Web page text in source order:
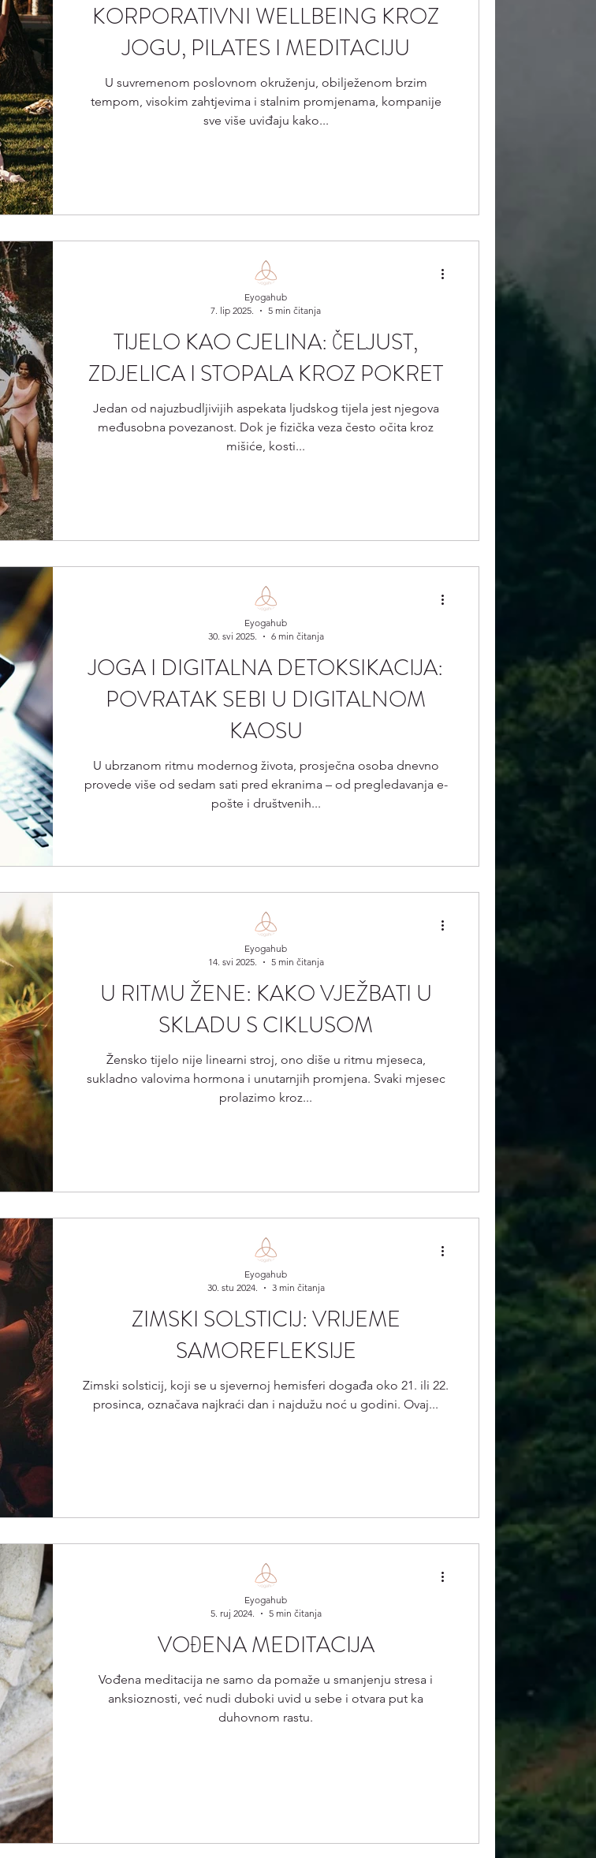
KORPORATIVNI WELLBEING KROZ
JOGU, PILATES I MEDITACIJU
U suvremenom poslovnom okruženju, obilježenom brzim
tempom, visokim zahtjevima i stalnim promjenama, kompanije
sve više uviđaju kako...
TIJELO KAO CJELINA: ČELJUST,
ZDJELICA I STOPALA KROZ POKRET
Jedan od najuzbudljivijih aspekata ljudskog tijela jest njegova
međusobna povezanost. Dok je fizička veza često očita kroz
mišiće, kosti...
Eyogahub
7. lip 2025.
5 min čitanja
JOGA I DIGITALNA DETOKSIKACIJA:
POVRATAK SEBI U DIGITALNOM
KAOSU
U ubrzanom ritmu modernog života, prosječna osoba dnevno
provede više od sedam sati pred ekranima – od pregledavanja e-
pošte i društvenih...
Eyogahub
30. svi 2025.
6 min čitanja
U RITMU ŽENE: KAKO VJEŽBATI U
SKLADU S CIKLUSOM
Žensko tijelo nije linearni stroj, ono diše u ritmu mjeseca,
sukladno valovima hormona i unutarnjih promjena. Svaki mjesec
prolazimo kroz...
Eyogahub
14. svi 2025.
5 min čitanja
ZIMSKI SOLSTICIJ: VRIJEME
SAMOREFLEKSIJE
Zimski solsticij, koji se u sjevernoj hemisferi događa oko 21. ili 22.
prosinca, označava najkraći dan i najdužu noć u godini. Ovaj...
Eyogahub
30. stu 2024.
3 min čitanja
VOĐENA MEDITACIJA
Vođena meditacija ne samo da pomaže u smanjenju stresa i
anksioznosti, već nudi duboki uvid u sebe i otvara put ka
duhovnom rastu.
Eyogahub
5. ruj 2024.
5 min čitanja